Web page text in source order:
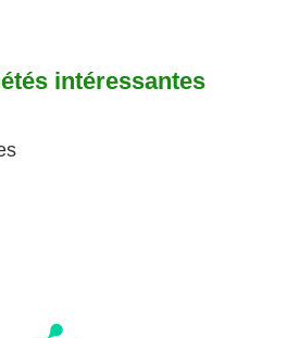
intéressantes